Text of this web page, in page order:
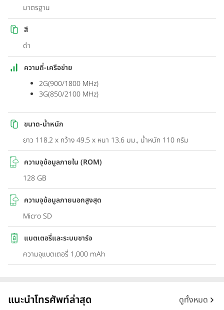
มาตรฐาน
สี
ดำ
ความถี่-เครือข่าย
2G(900/1800 MHz)
3G(850/2100 MHz)
ขนาด-น้ำหนัก
ยาว 118.2 x กว้าง 49.5 x หนา 13.6 มม., น้ำหนัก 110 กรัม
ความจุข้อมูลภายใน (ROM)
128 GB
ความจุข้อมูลภายนอกสูงสุด
Micro SD
แบตเตอรี่และระบบชาร์จ
ความจุแบตเตอรี่ 1,000 mAh
แนะนำโทรศัพท์ล่าสุด ดูทั้งหมด